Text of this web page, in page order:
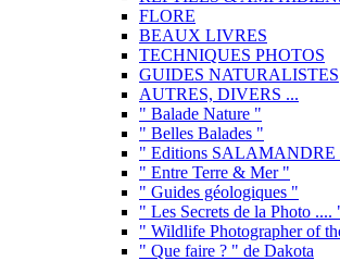
FLORE
BEAUX LIVRES
TECHNIQUES PHOTOS
GUIDES NATURALISTES
AUTRES, DIVERS ...
" Balade Nature "
" Belles Balades "
" Editions SALAMANDRE
" Entre Terre & Mer "
" Guides géologiques "
" Les Secrets de la Photo ....
" Wildlife Photographer of
" Que faire ? " de Dakota